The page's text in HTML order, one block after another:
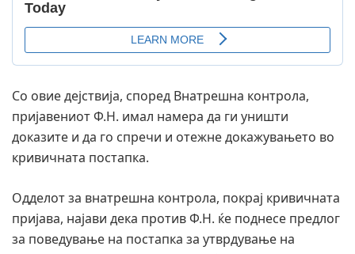
​Со овие дејствија, според Внатрешна контрола,
пријавениот Ф.Н. имал намера да ги уништи
доказите и да го спречи и отежне докажувањето во
кривичната постапка.
​Одделот за внатрешна контрола, покрај кривичната
пријава, најави дека против Ф.Н. ќе поднесе предлог
за поведување на постапка за утврдување на